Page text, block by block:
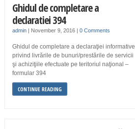
Ghidul de completare a
declaratiei 394
admin| November 9, 2016 | 0 Comments
Ghidul de completare a declaraţiei informative
privind livrările de bunuri/prestările de servicii
şi achiziţiile efectuate pe teritoriul naţional –
formular 394
CONTINUE READING